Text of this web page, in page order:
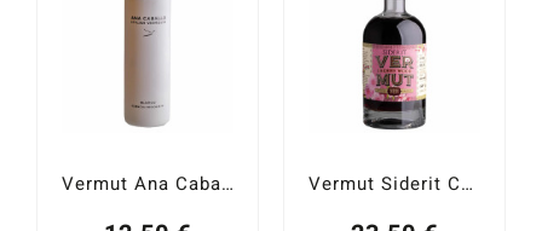
Vermut Ana Caballo Blanco 37,5 cl. Vermut Siderit Cherry Wood 24 Meses 15%